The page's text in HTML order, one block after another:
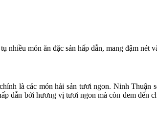
món ăn đặc sản hấp dẫn, mang đậm nét
là các món hải sản tươi ngon. Ninh Thuận
dẫn bởi hương vị tươi ngon mà còn đem đến